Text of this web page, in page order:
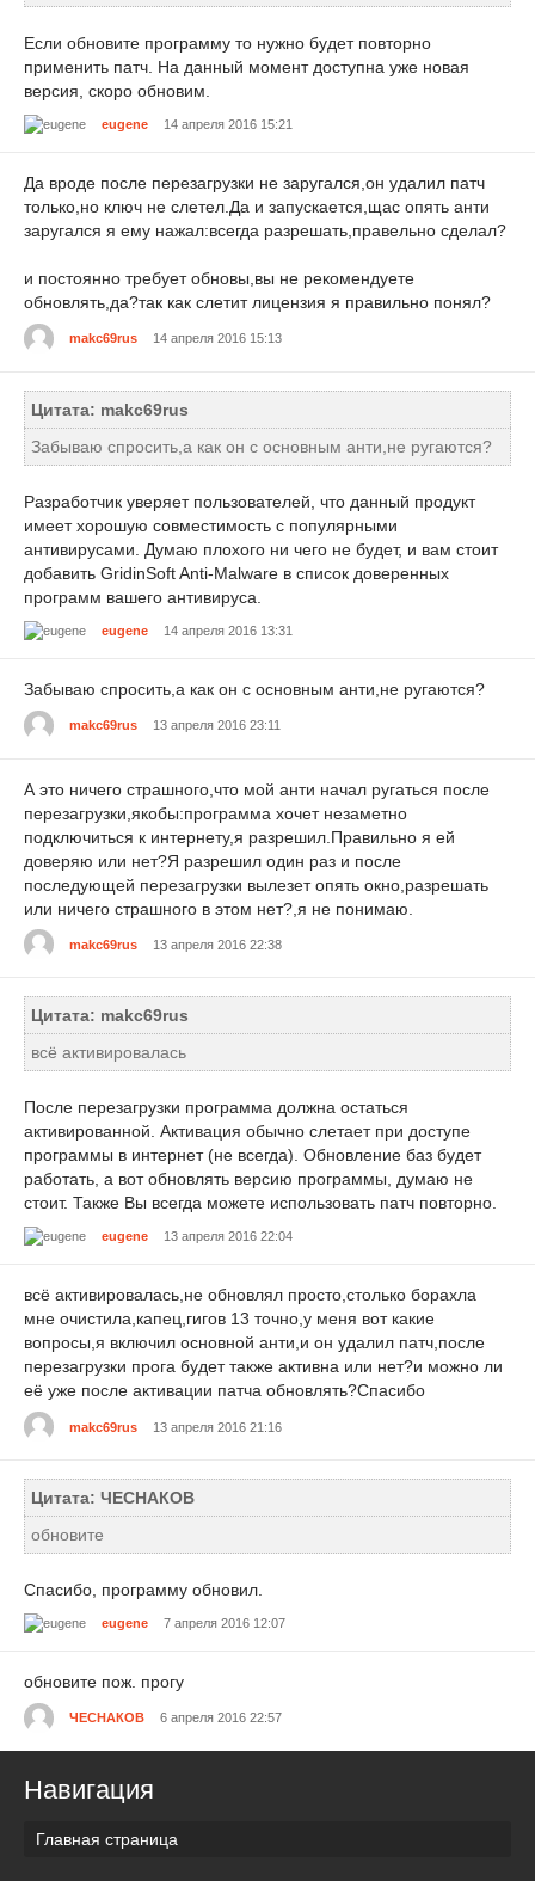
Если обновите программу то нужно будет повторно
применить патч. На данный момент доступна уже новая
версия, скоро обновим.
eugene 14 апреля 2016 15:21
Да вроде после перезагрузки не заругался,он удалил патч
только,но ключ не слетел.Да и запускается,щас опять анти
заругался я ему нажал:всегда разрешать,правельно сделал?
и постоянно требует обновы,вы не рекомендуете
обновлять,да?так как слетит лицензия я правильно понял?
makc69rus 14 апреля 2016 15:13
Цитата: makc69rus
Забываю спросить,а как он с основным анти,не ругаются?
Разработчик уверяет пользователей, что данный продукт
имеет хорошую совместимость с популярными
антивирусами. Думаю плохого ни чего не будет, и вам стоит
добавить GridinSoft Anti-Malware в список доверенных
программ вашего антивируса.
eugene 14 апреля 2016 13:31
Забываю спросить,а как он с основным анти,не ругаются?
makc69rus 13 апреля 2016 23:11
А это ничего страшного,что мой анти начал ругаться после
перезагрузки,якобы:программа хочет незаметно
подключиться к интернету,я разрешил.Правильно я ей
доверяю или нет?Я разрешил один раз и после
последующей перезагрузки вылезет опять окно,разрешать
или ничего страшного в этом нет?,я не понимаю.
makc69rus 13 апреля 2016 22:38
Цитата: makc69rus
всё активировалась
После перезагрузки программа должна остаться
активированной. Активация обычно слетает при доступе
программы в интернет (не всегда). Обновление баз будет
работать, а вот обновлять версию программы, думаю не
стоит. Также Вы всегда можете использовать патч повторно.
eugene 13 апреля 2016 22:04
всё активировалась,не обновлял просто,столько борахла
мне очистила,капец,гигов 13 точно,у меня вот какие
вопросы,я включил основной анти,и он удалил патч,после
перезагрузки прога будет также активна или нет?и можно ли
её уже после активации патча обновлять?Спасибо
makc69rus 13 апреля 2016 21:16
Цитата: ЧЕСНАКОВ
обновите
Спасибо, программу обновил.
eugene 7 апреля 2016 12:07
обновите пож. прогу
ЧЕСНАКОВ 6 апреля 2016 22:57
Навигация
Главная страница